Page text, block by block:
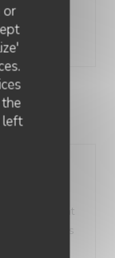
or
left
de
chaque plat
dans des